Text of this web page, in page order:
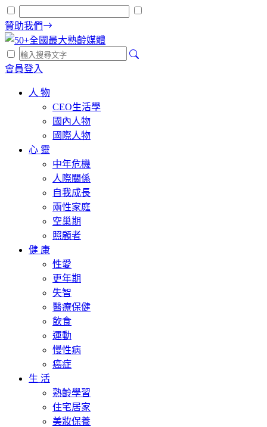
贊助我們
會員登入
人 物
CEO生活學
國內人物
國際人物
心 靈
中年危機
人際關係
自我成長
兩性家庭
空巢期
照顧者
健 康
性愛
更年期
失智
醫療保健
飲食
運動
慢性病
癌症
生 活
熟齡學習
住宅居家
美妝保養